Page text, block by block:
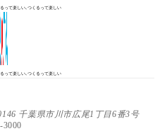
って楽しい､つくるって楽しい
って楽しい､つくるって楽しい
千葉県市川市広尾1丁目6番3号